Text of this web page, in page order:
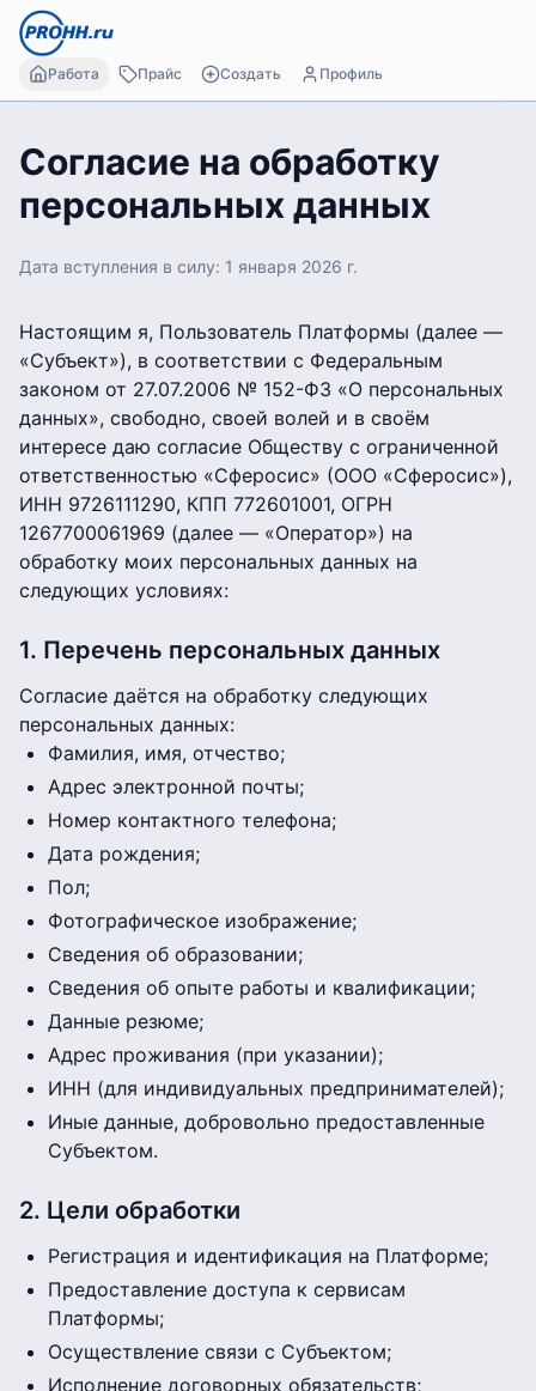
Работа Прайс Создать Профиль
Согласие на обработку
персональных данных
Дата вступления в силу: 1 января 2026 г.
Настоящим я, Пользователь Платформы (далее —
«Субъект»), в соответствии с Федеральным
законом от 27.07.2006 № 152-ФЗ «О персональных
данных», свободно, своей волей и в своём
интересе даю согласие Обществу с ограниченной
ответственностью «Сферосис» (ООО «Сферосис»),
ИНН 9726111290, КПП 772601001, ОГРН
1267700061969 (далее — «Оператор») на
обработку моих персональных данных на
следующих условиях:
1. Перечень персональных данных
Согласие даётся на обработку следующих
персональных данных:
Фамилия, имя, отчество;
Адрес электронной почты;
Номер контактного телефона;
Дата рождения;
Пол;
Фотографическое изображение;
Сведения об образовании;
Сведения об опыте работы и квалификации;
Данные резюме;
Адрес проживания (при указании);
ИНН (для индивидуальных предпринимателей);
Иные данные, добровольно предоставленные
Субъектом.
2. Цели обработки
Регистрация и идентификация на Платформе;
Предоставление доступа к сервисам
Платформы;
Осуществление связи с Субъектом;
Исполнение договорных обязательств;